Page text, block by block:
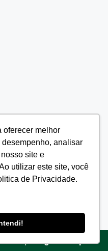
oferecer melhor
analisar
site e
utilizar este site, você
de Privacidade.
porAgência Tipo